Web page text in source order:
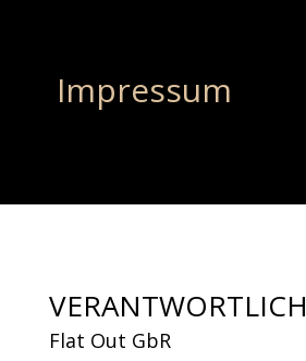
Impressum
VERANTWORTLICH
Flat Out GbR